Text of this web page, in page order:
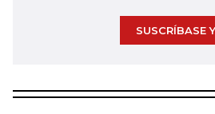
SUSCRÍBASE